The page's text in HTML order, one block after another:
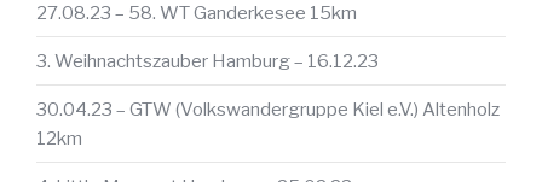
27.08.23 – 58. WT Ganderkesee 15km
3. Weihnachtszauber Hamburg – 16.12.23
30.04.23 – GTW (Volkswandergruppe Kiel e.V.) Altenholz
12km